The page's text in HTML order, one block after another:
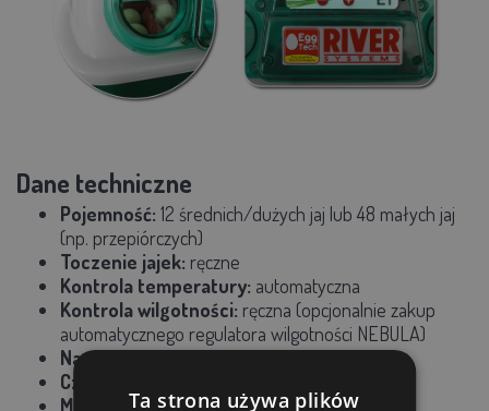
Dane techniczne
Pojemność: 12 średnich/dużych jaj lub 48 małych jaj
(np. przepiórczych)
Toczenie jajek: ręczne
Kontrola temperatury: automatyczna
Kontrola wilgotności: ręczna (opcjonalnie zakup
automatycznego regulatora wilgotności NEBULA)
Napięcie:jednofazowe, 230V
Częstotliwość:
Maksymalny pobór mocy:80W
Ta strona używa plików